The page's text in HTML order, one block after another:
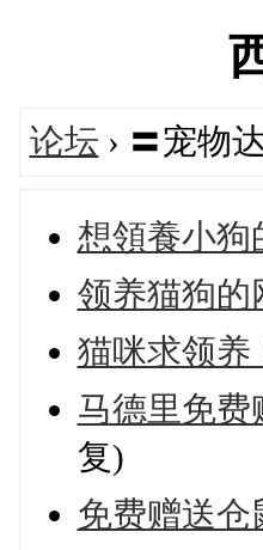
论坛 › 〓宠物
想領養小狗
领养猫狗的
猫咪求领养
马德里免费
复)
免费赠送仓